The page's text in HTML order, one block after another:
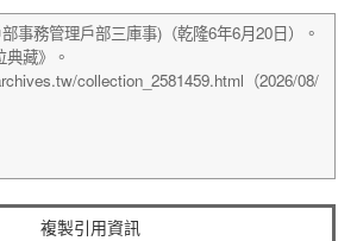
複製引用資訊